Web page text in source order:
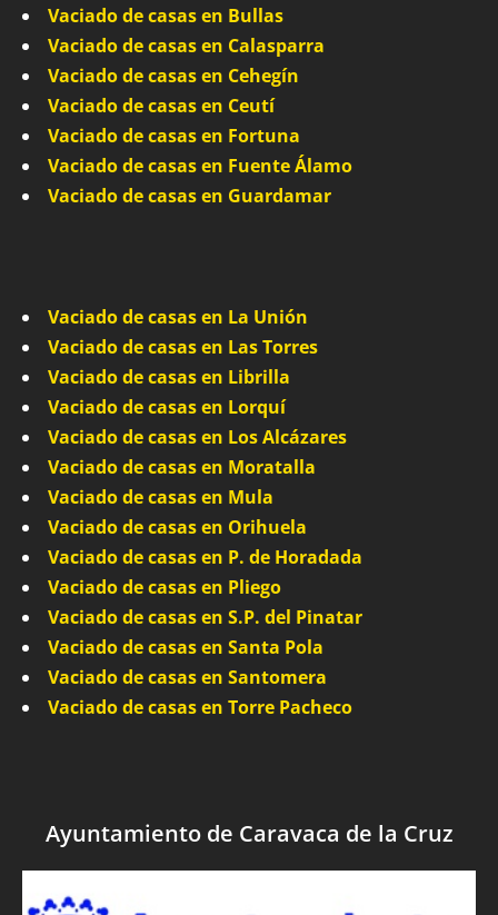
Vaciado de casas en Bullas
Vaciado de casas en Calasparra
Vaciado de casas en Cehegín
Vaciado de casas en Ceutí
Vaciado de casas en Fortuna
Vaciado de casas en Fuente Álamo
Vaciado de casas en Guardamar
Vaciado de casas en La Unión
Vaciado de casas en Las Torres
Vaciado de casas en Librilla
Vaciado de casas en Lorquí
Vaciado de casas en Los Alcázares
Vaciado de casas en Moratalla
Vaciado de casas en Mula
Vaciado de casas en Orihuela
Vaciado de casas en P. de Horadada
Vaciado de casas en Pliego
Vaciado de casas en S.P. del Pinatar
Vaciado de casas en Santa Pola
Vaciado de casas en Santomera
Vaciado de casas en Torre Pacheco
Ayuntamiento de Caravaca de la Cruz